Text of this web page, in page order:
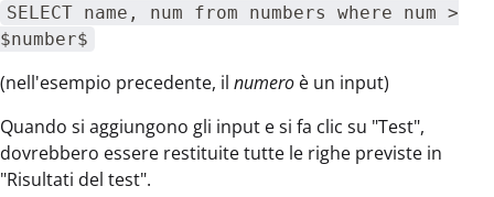
SELECT name, num from numbers where num >
$number$
(nell'esempio precedente, il numero è un input)
Quando si aggiungono gli input e si fa clic su "Test",
dovrebbero essere restituite tutte le righe previste in
"Risultati del test".